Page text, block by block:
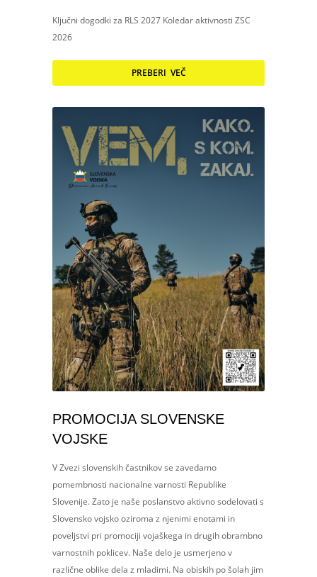
Ključni dogodki za RLS 2027 Koledar aktivnosti ZSC
2026
PREBERI VEČ
PROMOCIJA SLOVENSKE
VOJSKE
V Zvezi slovenskih častnikov se zavedamo
pomembnosti nacionalne varnosti Republike
Slovenije. Zato je naše poslanstvo aktivno sodelovati s
Slovensko vojsko oziroma z njenimi enotami in
poveljstvi pri promociji vojaškega in drugih obrambno
varnostnih poklicev. Naše delo je usmerjeno v
različne oblike dela z mladimi. Na obiskih po šolah jim